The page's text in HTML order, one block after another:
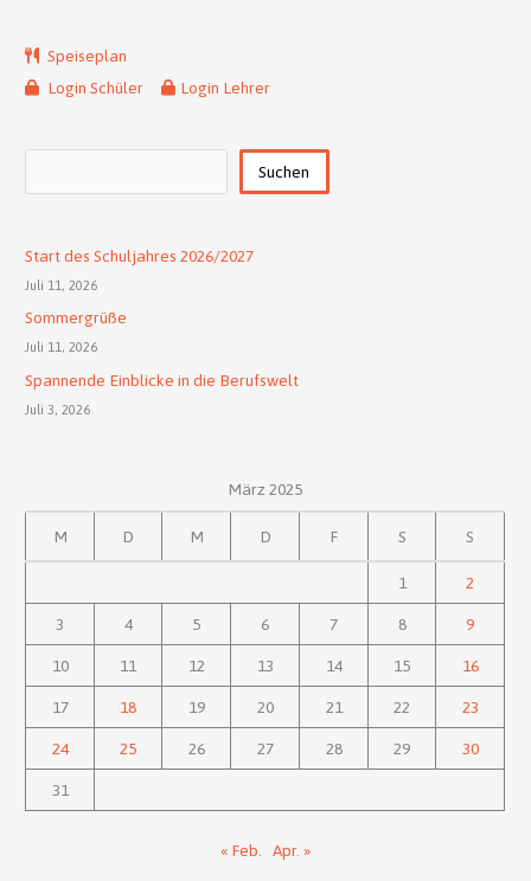
Speiseplan
Login Schüler
Login Lehrer
Suchen
Start des Schuljahres 2026/2027
Juli 11, 2026
Sommergrüße
Juli 11, 2026
Spannende Einblicke in die Berufswelt
Juli 3, 2026
März 2025
M D M D F S S
1 2
3 4 5 6 7 8 9
10 11 12 13 14 15 16
17 18 19 20 21 22 23
24 25 26 27 28 29 30
31
« Feb. Apr. »